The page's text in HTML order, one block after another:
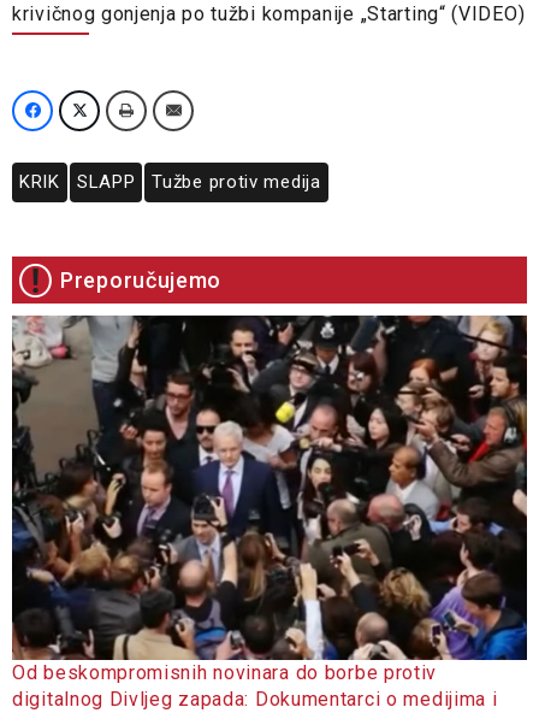
krivičnog gonjenja po tužbi kompanije „Starting“ (VIDEO)
KRIK SLAPP Tužbe protiv medija
Preporučujemo
Od beskompromisnih novinara do borbe protiv
digitalnog Divljeg zapada: Dokumentarci o medijima i